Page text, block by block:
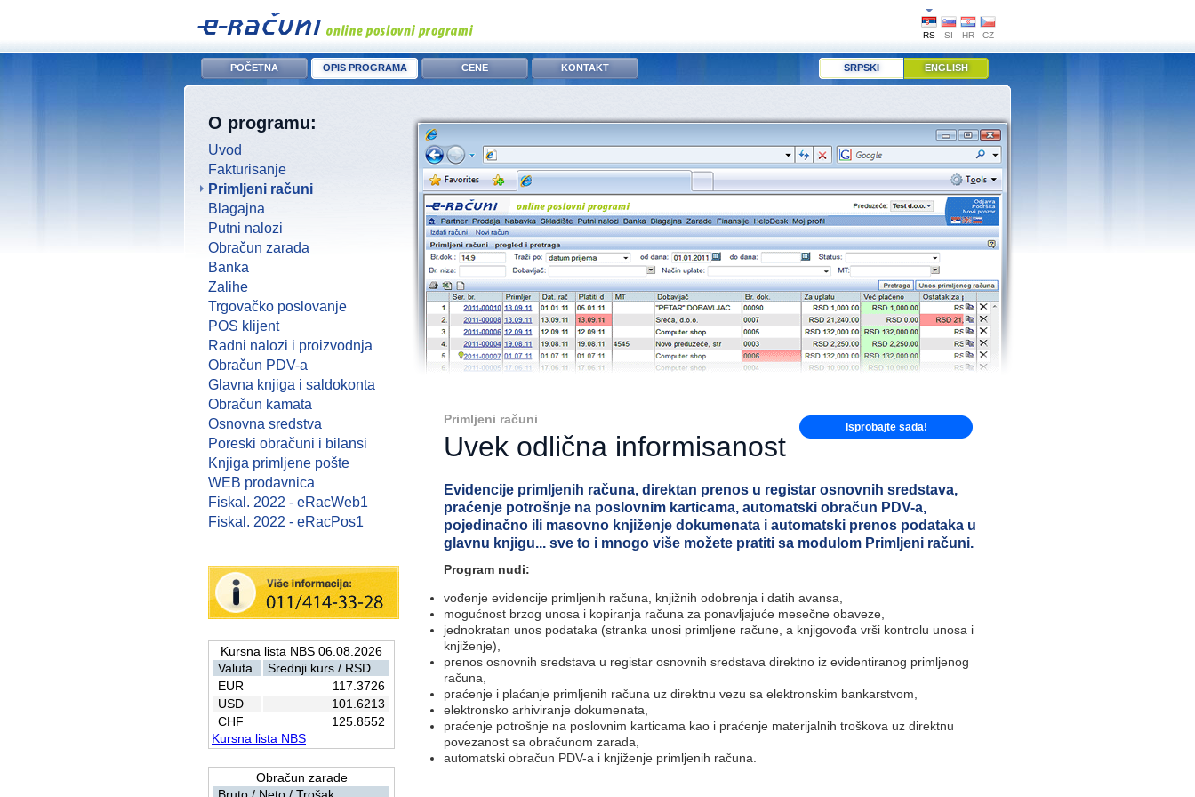
RS SI HR CZ
POČETNA OPIS PROGRAMA CENE KONTAKT SRPSKI ENGLISH
O programu:
Uvod
Fakturisanje
Primljeni računi
Blagajna
Putni nalozi
Obračun zarada
Banka
Zalihe
Trgovačko poslovanje
POS klijent
Radni nalozi i proizvodnja
Obračun PDV-a
Glavna knjiga i saldokonta
Obračun kamata
Osnovna sredstva
Poreski obračuni i bilansi
Knjiga primljene pošte
WEB prodavnica
Fiskal. 2022 - eRacWeb1
Fiskal. 2022 - eRacPos1
Kursna lista NBS 06.08.2026
Valuta
Srednji kurs / RSD
EUR
117.3726
USD
101.6213
CHF
125.8552
Kursna lista NBS
Obračun zarade
Isprobajte sada!
Primljeni računi
Uvek odlična informisanost
Evidencije primljenih računa, direktan prenos u registar osnovnih sredstava,
praćenje potrošnje na poslovnim karticama, automatski obračun PDV-a,
pojedinačno ili masovno knjiženje dokumenata i automatski prenos podataka u
glavnu knjigu... sve to i mnogo više možete pratiti sa modulom Primljeni računi.
Program nudi:
vođenje evidencije primljenih računa, knjižnih odobrenja i datih avansa,
mogućnost brzog unosa i kopiranja računa za ponavljajuće mesečne obaveze,
jednokratan unos podataka (stranka unosi primljene račune, a knjigovođa vrši kontrolu unosa i
knjiženje),
prenos osnovnih sredstava u registar osnovnih sredstava direktno iz evidentiranog primljenog
računa,
praćenje i plaćanje primljenih računa uz direktnu vezu sa elektronskim bankarstvom,
elektronsko arhiviranje dokumenata,
praćenje potrošnje na poslovnim karticama kao i praćenje materijalnih troškova uz direktnu
povezanost sa obračunom zarada,
automatski obračun PDV-a i knjiženje primljenih računa.